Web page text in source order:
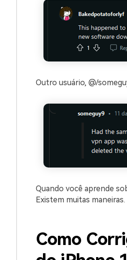
Outro usuário, @/
Quando você aprende
Existem muitas
Como